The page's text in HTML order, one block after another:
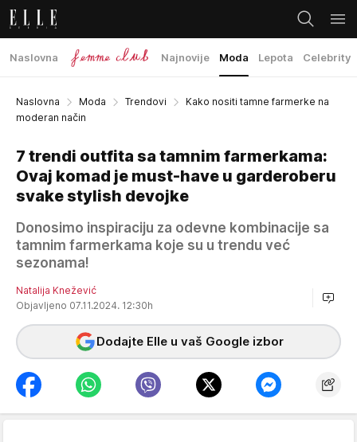
Naslovna Najnovije Moda Lepota Celebrity
Naslovna Moda Trendovi
Kako nositi tamne farmerke na
moderan način
7 trendi outfita sa tamnim farmerkama:
Ovaj komad je must-have u garderoberu
svake stylish devojke
Donosimo inspiraciju za odevne kombinacije sa
tamnim farmerkama koje su u trendu već
sezonama!
Natalija Knežević
Objavljeno 07.11.2024. 12:30h
Dodajte Elle u vaš Google izbor